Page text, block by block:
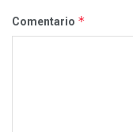
Comentario *